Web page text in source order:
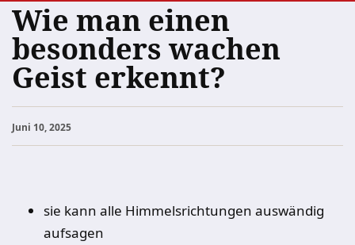
Wie man einen
besonders wachen
Geist erkennt?
Juni 10, 2025
sie kann alle Himmelsrichtungen auswändig
aufsagen